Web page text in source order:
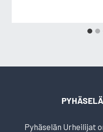
Pyhäselän Urheilijat